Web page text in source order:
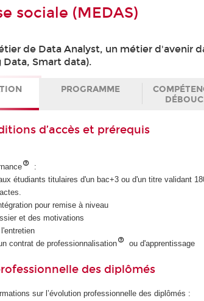
sociale (MEDAS)
de Data Analyst, un métier d'avenir
Data, Smart data).
PROGRAMME
d’accès et prérequis
:
étudiants titulaires d'un bac+3 ou d'un titre validant
pour remise à niveau
et des motivations
contrat de professionnalisation
ou d'apprentissage
des diplômés
sur l’évolution professionnelle des diplômés :